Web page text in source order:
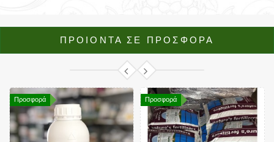
ΠΡΟΙΟΝΤΑ ΣΕ ΠΡΟΣΦΟΡΑ
Προσφορά Προσφορά